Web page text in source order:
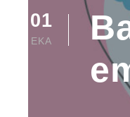
01
EKA